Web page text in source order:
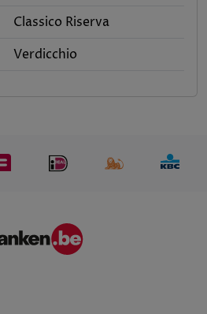
Classico Riserva
Verdicchio